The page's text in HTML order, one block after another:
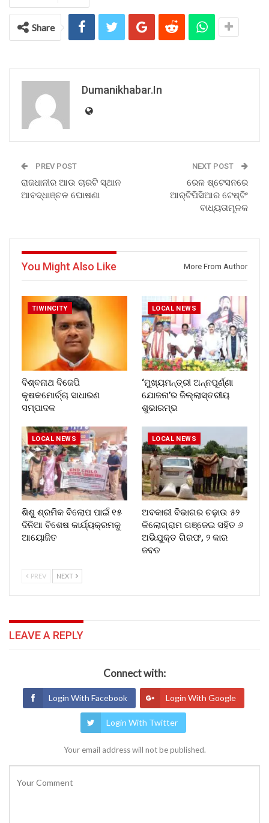
Share
Dumanikhabar.in
PREV POST
ରାଜଧାନୀର ଆଉ ଚାରଟି ସ୍ଥାନ
ଆବଦ୍ଧାଞ୍ଚଳ ଘୋଷଣା
NEXT POST
ରେଳ ଷ୍ଟେସନରେ
ଆର୍‌ଟିପିସିଆର ଟେଷ୍ଟିଂ
ବାଧ୍ୟତାମୂଳକ
You Might Also Like More From Author
TIWINCITY
ବିଶ୍ବନାଥ ବିଜେପି
କୃଷକମୋର୍ଚ୍ଚା ସାଧାରଣ
ସମ୍ପାଦକ
LOCAL NEWS
‘ମୁଖ୍ୟମନ୍ତ୍ରୀ ଅନ୍ନପୂର୍ଣ୍ଣା
ଯୋଜନା’ର ଜିଲ୍ଲାସ୍ତରୀୟ
ଶୁଭାରମ୍ଭ
LOCAL NEWS
ଶିଶୁ ଶ୍ରମିକ ବିଲୋପ ପାଇଁ ୧୫
ଦିନିଆ ବିଶେଷ କାର୍ଯ୍ୟକ୍ରମକୁ
ଆୟୋଜିତ
LOCAL NEWS
ଅବକାରୀ ବିଭାଗର ଚଢ଼ାଉ ୫୨
କିଲୋଗ୍ରାମ ଗଞ୍ଜେଇ ସହିତ ୬
ଅଭିଯୁକ୍ତ ଗିରଫ, ୨ କାର
ଜବତ
PREV NEXT
LEAVE A REPLY
Connect with:
Login With Facebook Login With Google
Login With Twitter
Your email address will not be published.